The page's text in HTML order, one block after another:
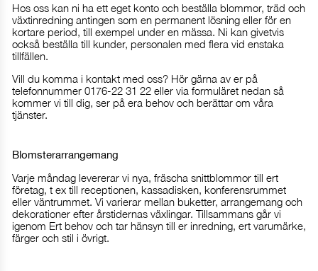
Hos oss kan ni ha ett eget konto och beställa blommor, träd och
växtinredning antingen som en permanent lösning eller för en
kortare period, till exempel under en mässa. Ni kan givetvis
också beställa till kunder, personalen med flera vid enstaka
tillfällen.
Vill du komma i kontakt med oss? Hör gärna av er på
telefonnummer 0176-22 31 22 eller via formuläret nedan så
kommer vi till dig, ser på era behov och berättar om våra
tjänster.
Blomsterarrangemang
Varje måndag levererar vi nya, fräscha snittblommor till ert
företag, t ex till receptionen, kassadisken, konferensrummet
eller väntrummet. Vi varierar mellan buketter, arrangemang och
dekorationer efter årstidernas växlingar. Tillsammans går vi
igenom Ert behov och tar hänsyn till er inredning, ert varumärke,
färger och stil i övrigt.